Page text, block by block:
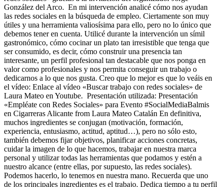
González del Arco. En mi intervención analicé cómo nos ayudan
las redes sociales en la búsqueda de empleo. Ciertamente son muy
útiles y una herramienta valiosísima para ello, pero no lo único que
debemos tener en cuenta. Utilicé durante la intervención un símil
gastronómico, cómo cocinar un plato tan irresistible que tenga que
ser consumido, es decir, cómo construir una presencia tan
interesante, un perfil profesional tan destacable que nos ponga en
valor como profesionales y nos permita conseguir un trabajo o
dedicarnos a lo que nos gusta. Creo que lo mejor es que lo veáis en
el vídeo: Enlace al vídeo «Buscar trabajo con redes sociales» de
Laura Mateo en Youtube. Presentación utilizada: Presentación
«Empléate con Redes Sociales» para Evento #SocialMediaBalmis
en Cigarreras Alicante from Laura Mateo Catalán En definitiva,
muchos ingredientes se conjugan (motivación, formación,
experiencia, entusiasmo, actitud, aptitud…), pero no sólo esto,
también debemos fijar objetivos, planificar acciones concretas,
cuidar la imagen de lo que hacemos, trabajar en nuestra marca
personal y utilizar todas las herramientas que podamos y estén a
nuestro alcance (entre ellas, por supuesto, las redes sociales).
Podemos hacerlo, lo tenemos en nuestra mano. Recuerda que uno
de los principales ingredientes es el trabajo. Dedica tiempo a tu perfil